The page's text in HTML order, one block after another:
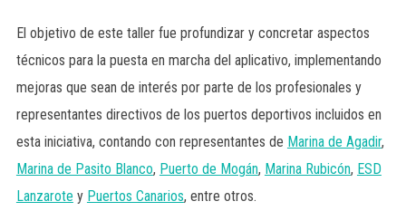
El objetivo de este taller fue profundizar y concretar aspectos
técnicos para la puesta en marcha del aplicativo, implementando
mejoras que sean de interés por parte de los profesionales y
representantes directivos de los puertos deportivos incluidos en
esta iniciativa, contando con representantes de Marina de Agadir,
Marina de Pasito Blanco, Puerto de Mogán, Marina Rubicón, ESD
Lanzarote y Puertos Canarios, entre otros.